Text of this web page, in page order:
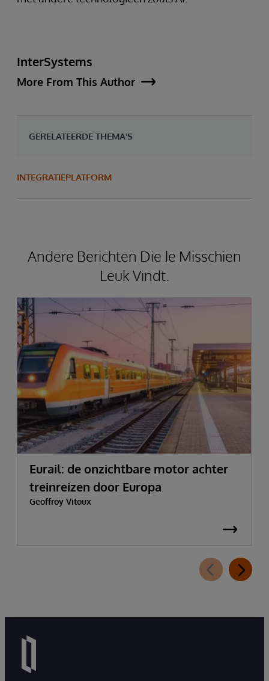
InterSystems
More From This Author
GERELATEERDE THEMA'S
INTEGRATIEPLATFORM
Andere Berichten Die Je Misschien
Leuk Vindt.
Eurail: de onzichtbare motor achter
treinreizen door Europa
Geoffroy Vitoux